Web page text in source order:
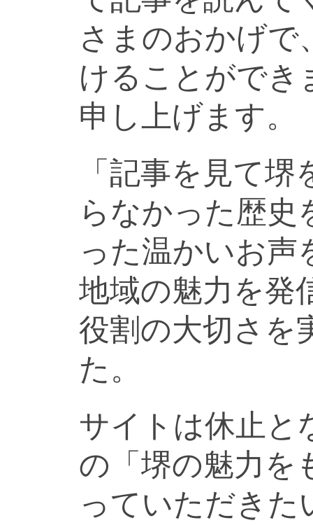
さまのおかげで
けることができ
申し上げます。
「記事を見て
らなかった歴史
った温かいお声
地域の魅力を発
役割の大切さを
た。
サイトは休止と
の「堺の魅力を
っていただきた